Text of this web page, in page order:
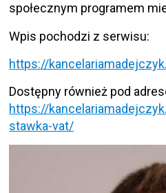
społecznym programem
Wpis pochodzi z serwisu:
https://
Dostępny również pod
https://
stawka-vat/